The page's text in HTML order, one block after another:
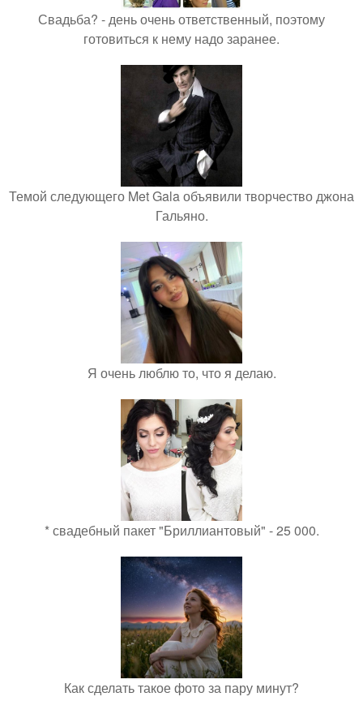
Свадьба? - день очень ответственный, поэтому
готовиться к нему надо заранее.
Темой следующего Met Gala объявили творчество джона
Гальяно.
Я очень люблю то, что я делаю.
* свадебный пакет "Бриллиантовый" - 25 000.
Как сделать такое фото за пару минут?